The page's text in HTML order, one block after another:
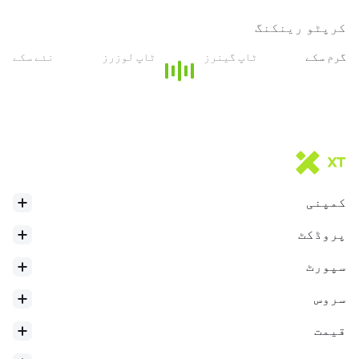
کرپٹو رینکنگ
گرم سکے ٹاپ گینرز ٹاپ لوزرز نئے سکے
کمپنی
پروڈکٹ
سپورٹ
سروس
قیمت